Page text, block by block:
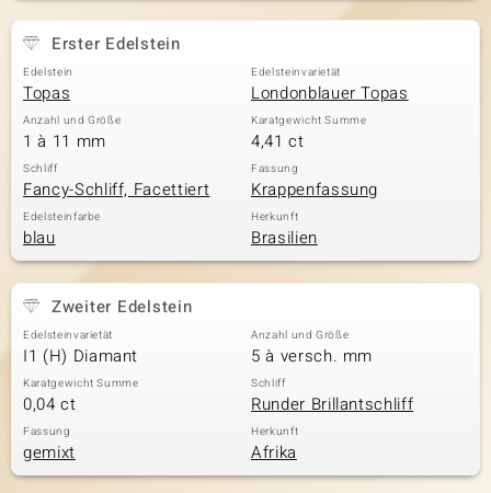
Classics
Erster Edelstein
Edelstein
Topas
Edelsteinvarietät
Londonblauer Topas
Anzahl und Größe
1 à 11 mm
Karatgewicht Summe
4,41 ct
Schliff
Fancy-Schliff, Facettiert
Fassung
Krappenfassung
Edelsteinfarbe
blau
Herkunft
Brasilien
Zweiter Edelstein
Edelsteinvarietät
I1 (H) Diamant
Anzahl und Größe
5 à versch. mm
Karatgewicht Summe
0,04 ct
Schliff
Runder Brillantschliff
Fassung
gemixt
Herkunft
Afrika